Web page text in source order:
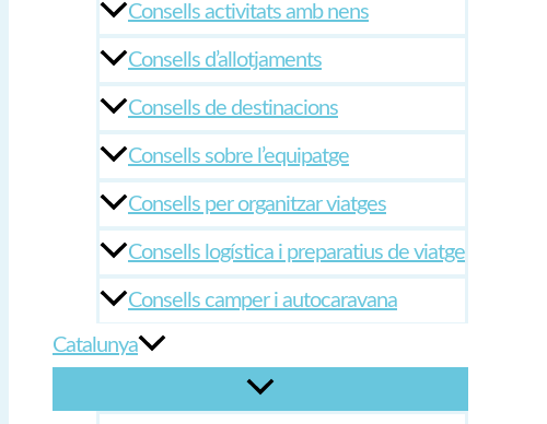
Consells activitats amb nens
Consells d’allotjaments
Consells de destinacions
Consells sobre l’equipatge
Consells per organitzar viatges
Consells logística i preparatius de viatge
Consells camper i autocaravana
Catalunya